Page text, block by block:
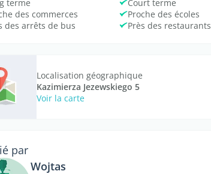
terme
Court terme
des commerces
Proche des écoles
des arrêts de bus
Près des restaurants
Localisation géographique
Kazimierza Jezewskiego 5
Voir la carte
par
Wojtas